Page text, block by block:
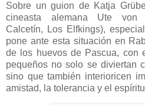
Sobre un guion de Katja
cineasta alemana Ute von
Calcetín, Los Elfkings),
pone ante esta situación en
de los huevos de Pascua, con
pequeños no solo se diviertan
sino que también interioricen
amistad, la tolerancia y el